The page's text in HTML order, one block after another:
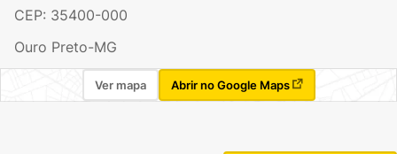
CEP: 35400-000
Ouro Preto-MG
Ver mapa Abrir no Google Maps